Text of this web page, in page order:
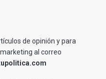
de opinión y para
al correo